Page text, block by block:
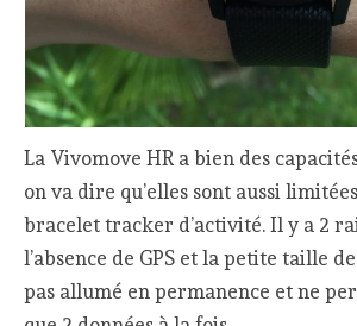
La Vivomove HR a bien des
on va dire qu’elles sont aussi
bracelet tracker d’activité. Il y a 2
l’absence de GPS et la petite taille
pas allumé en permanence et ne